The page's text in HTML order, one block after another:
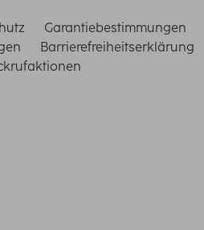
Garantiebestimmungen
Barrierefreiheitserklärung